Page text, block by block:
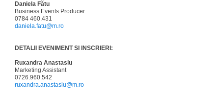
Daniela Fătu
Business Events Producer
0784 460.431
daniela.fatu@m.ro
DETALII EVENIMENT SI INSCRIERI:
Ruxandra Anastasiu
Marketing Assistant
0726.960.542
ruxandra.anastasiu@m.ro